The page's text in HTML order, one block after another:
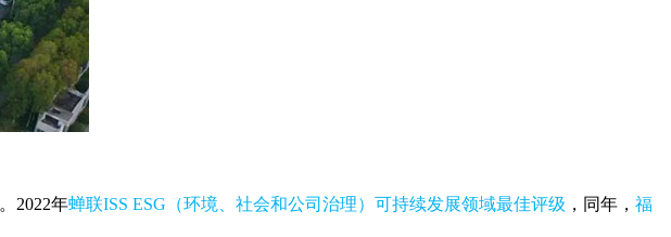
。2022年蝉联ISS ESG（环境、社会和公司治理）可持续发展领域最佳评级 ，同年， 福